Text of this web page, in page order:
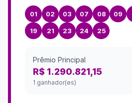
01 02 03 07 08 09
19 21 23 24 25
Prêmio Principal
R$ 1.290.821,15
1 ganhador(es)